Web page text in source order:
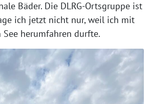
Bäder. Die DLRG-Ortsgruppe ist
ich jetzt nicht nur, weil ich mit
herumfahren durfte.